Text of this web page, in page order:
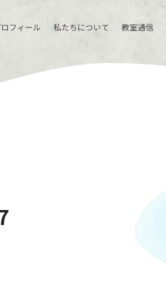
フィール 私たちについて 教室通信